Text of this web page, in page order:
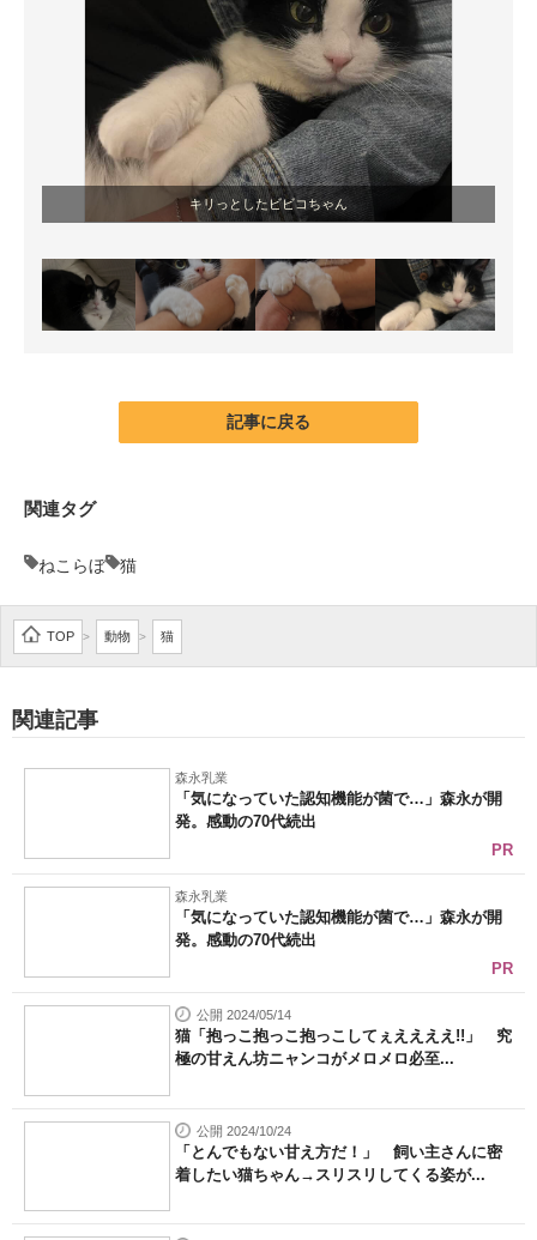
キリっとしたビビコちゃん
記事に戻る
関連タグ
ねこらぼ 猫
TOP > 動物 > 猫
関連記事
森永乳業
「気になっていた認知機能が菌で…」森永が開
発。感動の70代続出
PR
森永乳業
「気になっていた認知機能が菌で…」森永が開
発。感動の70代続出
PR
公開 2024/05/14
猫「抱っこ抱っこ抱っこしてぇええええ!!」 究
極の甘えん坊ニャンコがメロメロ必至...
公開 2024/10/24
「とんでもない甘え方だ！」 飼い主さんに密
着したい猫ちゃん→スリスリしてくる姿が...